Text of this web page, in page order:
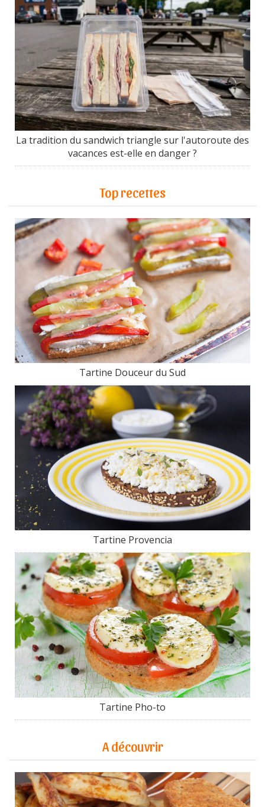
La tradition du sandwich triangle sur l'autoroute des
vacances est-elle en danger ?
Top recettes
Tartine Douceur du Sud
Tartine Provencia
Tartine Pho-to
A découvrir